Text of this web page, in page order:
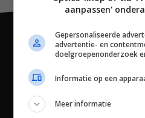
aanpassen'
Gepersonaliseerde
advertentie- en
doelgroepenonderzoek
Informatie op een
Meer informatie